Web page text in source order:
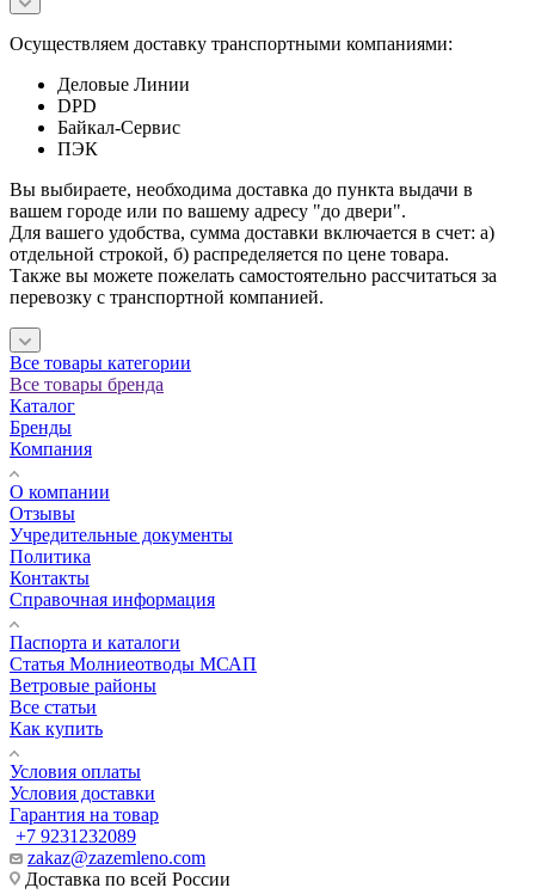
Осуществляем доставку транспортными компаниями:
Деловые Линии
DPD
Байкал-Сервис
ПЭК
Вы выбираете, необходима доставка до пункта выдачи в
вашем городе или по вашему адресу "до двери".
Для вашего удобства, сумма доставки включается в счет: а)
отдельной строкой, б) распределяется по цене товара.
Также вы можете пожелать самостоятельно рассчитаться за
перевозку с транспортной компанией.
Все товары категории
Все товары бренда
Каталог
Бренды
Компания
О компании
Отзывы
Учредительные документы
Политика
Контакты
Справочная информация
Паспорта и каталоги
Статья Молниеотводы МСАП
Ветровые районы
Все статьи
Как купить
Условия оплаты
Условия доставки
Гарантия на товар
+7 9231232089
zakaz@zazemleno.com
Доставка по всей России